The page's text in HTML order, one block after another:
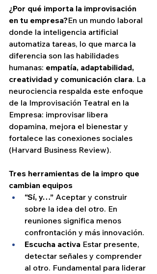
¿Por qué importa la improvisación
en tu empresa?En un mundo laboral
donde la inteligencia artificial
automatiza tareas, lo que marca la
diferencia son las habilidades
humanas: empatía, adaptabilidad,
creatividad y comunicación clara. La
neurociencia respalda este enfoque
de la Improvisación Teatral en la
Empresa: improvisar libera
dopamina, mejora el bienestar y
fortalece las conexiones sociales
(Harvard Business Review).
Tres herramientas de la impro que
cambian equipos
“Sí, y…” Aceptar y construir
sobre la idea del otro. En
reuniones significa menos
confrontación y más innovación.
Escucha activa Estar presente,
detectar señales y comprender
al otro. Fundamental para liderar